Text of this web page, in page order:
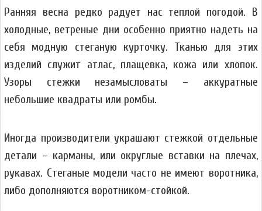
Ранняя весна редко радует нас теплой погодой. В
холодные, ветреные дни особенно приятно надеть на
себя модную стеганую курточку. Тканью для этих
изделий служит атлас, плащевка, кожа или хлопок.
Узоры стежки незамысловаты – аккуратные
небольшие квадраты или ромбы.
Иногда производители украшают стежкой отдельные
детали – карманы, или округлые вставки на плечах,
рукавах. Стеганые модели часто не имеют воротника,
либо дополняются воротником-стойкой.